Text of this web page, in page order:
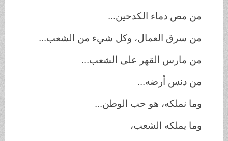
من مص دماء الكدحين...
من سرق العمال، وكل شيء من الشعب...
من مارس القهر على الشعب...
من دنس أرضه...
وما نملكه، هو حب الوطن...
وما يملكه الشعب،